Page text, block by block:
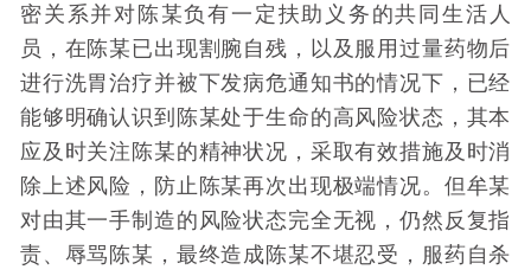
密关系并对陈某负有一定扶助义务的共同生活人
员，在陈某已出现割腕自残，以及服用过量药物后
进行洗胃治疗并被下发病危通知书的情况下，已经
能够明确认识到陈某处于生命的高风险状态，其本
应及时关注陈某的精神状况，采取有效措施及时消
除上述风险，防止陈某再次出现极端情况。但牟某
对由其一手制造的风险状态完全无视，仍然反复指
责、辱骂陈某，最终造成陈某不堪忍受，服药自杀